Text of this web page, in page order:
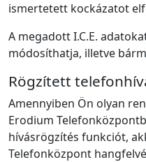
ismertetett kockázatot
A megadott I.C.E.
módosíthatja, illetve
Rögzített
Amennyiben Ön olyan
Erodium
hívásrögzítés funkciót,
Telefonközpont